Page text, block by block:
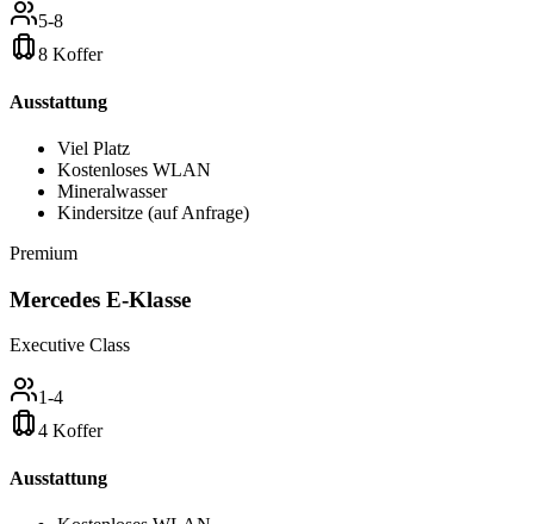
5-8
8 Koffer
Ausstattung
Viel Platz
Kostenloses WLAN
Mineralwasser
Kindersitze (auf Anfrage)
Premium
Mercedes E-Klasse
Executive Class
1-4
4 Koffer
Ausstattung